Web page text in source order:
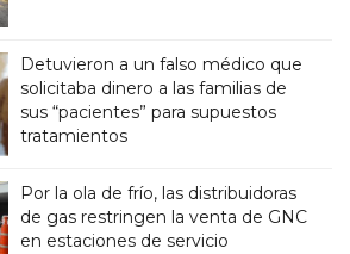
Detuvieron a un falso médico que
solicitaba dinero a las familias de
sus “pacientes” para supuestos
tratamientos
Por la ola de frío, las distribuidoras
de gas restringen la venta de GNC
en estaciones de servicio